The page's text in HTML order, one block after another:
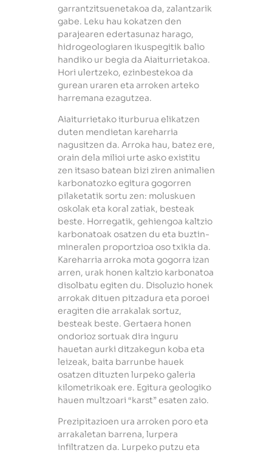
garrantzitsuenetakoa da, zalantzarik
gabe. Leku hau kokatzen den
parajearen edertasunaz harago,
hidrogeologiaren ikuspegitik balio
handiko ur begia da Aiaiturrietakoa.
Hori ulertzeko, ezinbestekoa da
gurean uraren eta arroken arteko
harremana ezagutzea.
Aiaiturrietako iturburua elikatzen
duten mendietan kareharria
nagusitzen da. Arroka hau, batez ere,
orain dela milioi urte asko existitu
zen itsaso batean bizi ziren animalien
karbonatozko egitura gogorren
pilaketatik sortu zen: moluskuen
oskolak eta koral zatiak, besteak
beste. Horregatik, gehiengoa kaltzio
karbonatoak osatzen du eta buztin-
mineralen proportzioa oso txikia da.
Kareharria arroka mota gogorra izan
arren, urak honen kaltzio karbonatoa
disolbatu egiten du. Disoluzio honek
arrokak dituen pitzadura eta poroei
eragiten die arrakalak sortuz,
besteak beste. Gertaera honen
ondorioz sortuak dira inguru
hauetan aurki ditzakegun koba eta
leizeak, baita barrunbe hauek
osatzen dituzten lurpeko galeria
kilometrikoak ere. Egitura geologiko
hauen multzoari “karst” esaten zaio.
Prezipitazioen ura arroken poro eta
arrakaletan barrena, lurpera
infiltratzen da. Lurpeko putzu eta